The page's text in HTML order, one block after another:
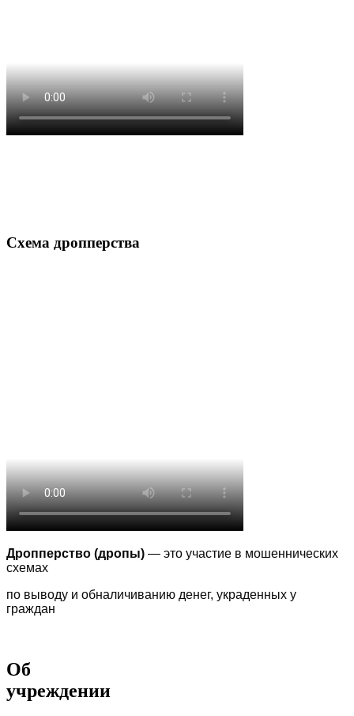
Схема дропперства
Дропперство (дропы) — это участие в мошеннических
схемах
по выводу и обналичиванию денег, украденных у
граждан
Об
учреждении